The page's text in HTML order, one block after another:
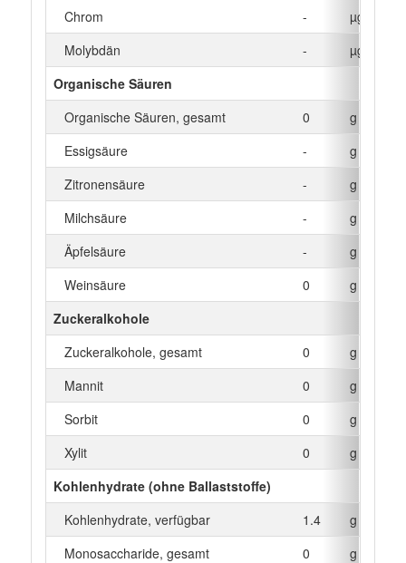
Chrom -
µg
Molybdän
-
µg
Organische Säuren
Organische Säuren, gesamt
0
g
Essigsäure
-
g
Zitronensäure
-
g
Milchsäure
-
g
Äpfelsäure
-
g
Weinsäure
0
g
Zuckeralkohole
Zuckeralkohole, gesamt
0
g
Mannit
0
g
Sorbit
0
g
Xylit
0
g
Kohlenhydrate (ohne Ballaststoffe)
Kohlenhydrate, verfügbar
1.4
g
Monosaccharide, gesamt
0
g